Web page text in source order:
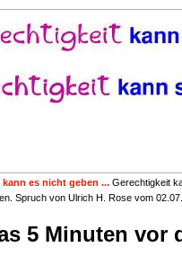
es nicht geben ... Gerechtigkeit
Spruch von Ulrich H. Rose vom
5 Minuten vor